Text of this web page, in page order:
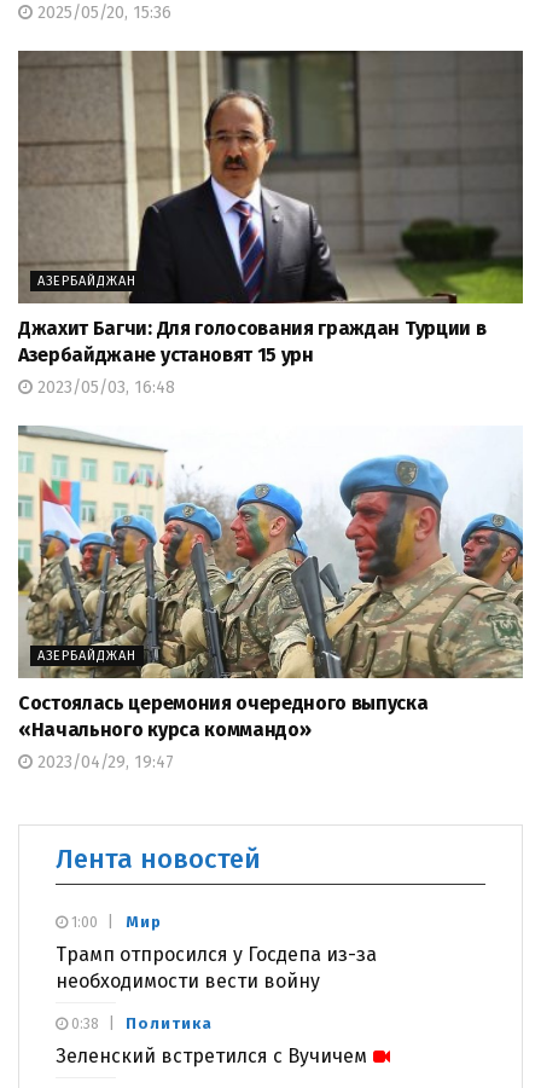
2025/05/20, 15:36
АЗЕРБАЙДЖАН
Джахит Багчи: Для голосования граждан Турции в
Азербайджане установят 15 урн
2023/05/03, 16:48
АЗЕРБАЙДЖАН
Состоялась церемония очередного выпуска
«Начального курса коммандо»
2023/04/29, 19:47
Лента новостей
Мир
Трамп отпросился у Госдепа из-за
необходимости вести войну
1:00
Политика
Зеленский встретился с Вучичем
0:38